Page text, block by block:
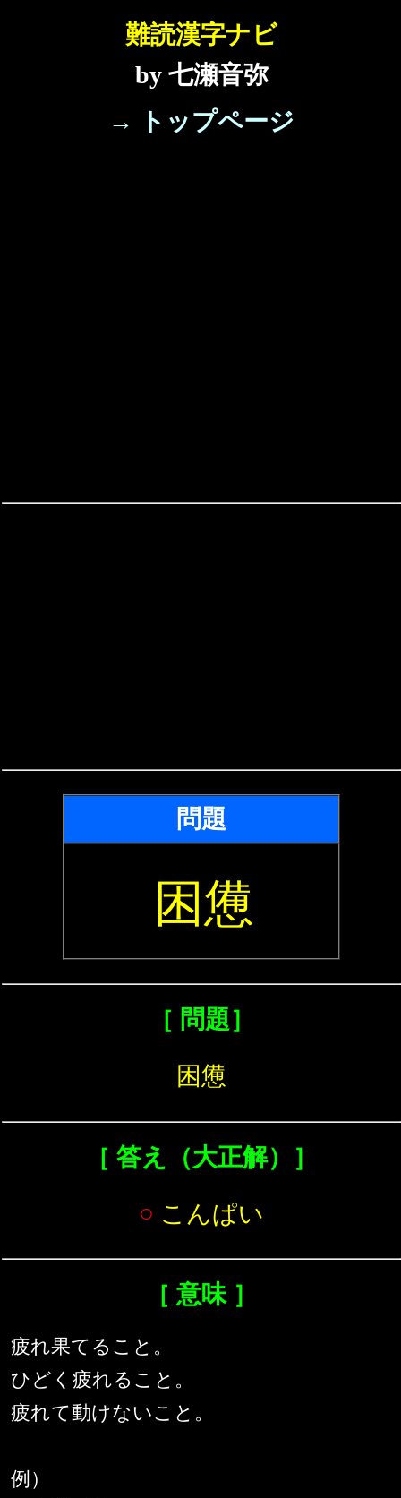
難読漢字ナビ
by 七瀬音弥
→ トップページ
問題
困憊
［ 問題］
困憊
［ 答え（大正解）］
○ こんぱい
［ 意味 ］
疲れ果てること。
ひどく疲れること。
疲れて動けないこと。
例）